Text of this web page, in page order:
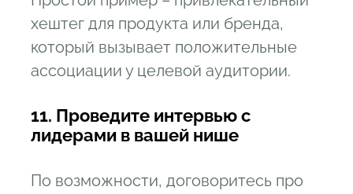
хештег для продукта или бренда,
который вызывает положительные
ассоциации у целевой аудитории.
11. Проведите интервью с
лидерами в вашей нише
По возможности, договоритесь про